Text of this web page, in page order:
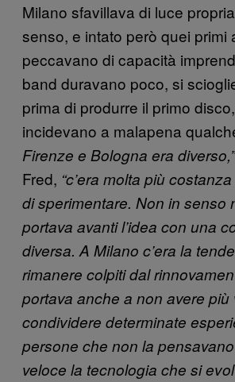
Milano sfavillava di luce
senso, e intato però quei primi
peccavano di capacità
band duravano poco, si
prima di produrre il primo
incidevano a malapena
Firenze e Bologna era diverso,”
Fred, “c’era molta più
di sperimentare. Non in senso
portava avanti l’idea con una
diversa. A Milano c’era la
rimanere colpiti dal
portava anche a non avere più
condividere determinate
persone che non la
veloce la tecnologia che si